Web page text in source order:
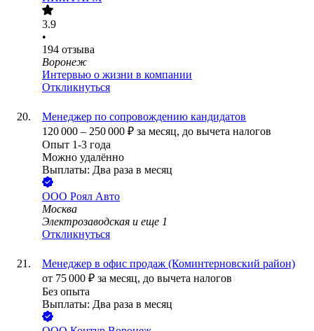
3.9
•
194 отзыва
Воронеж
Интервью о жизни в компании
Откликнуться
Менеджер по сопровождению кандидатов
120 000 – 250 000 ₽ за месяц, до вычета налогов
Опыт 1-3 года
Можно удалённо
Выплаты: Два раза в месяц
ООО Роял Авто
Москва
Электрозаводская и еще 1
Откликнуться
Менеджер в офис продаж (Коминтерновский район)
от 75 000 ₽ за месяц, до вычета налогов
Без опыта
Выплаты: Два раза в месяц